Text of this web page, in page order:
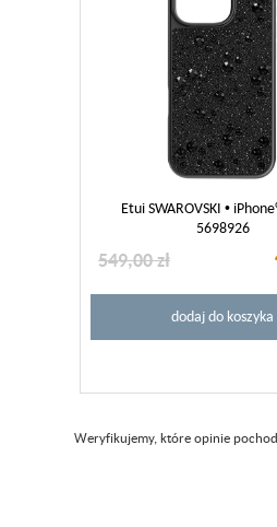
Etui SWAROVSKI •
5698926
549,00 zł
dodaj do koszyka
Weryfikujemy, które opinie